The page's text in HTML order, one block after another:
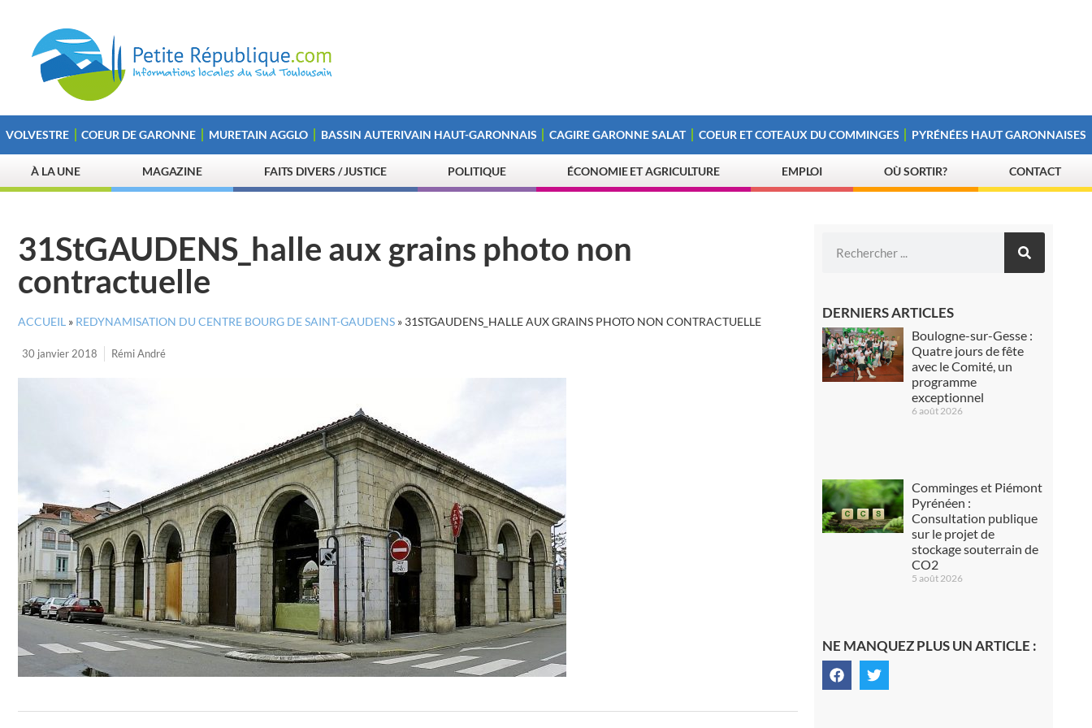
VOLVESTRE COEUR DE GARONNE MURETAIN AGGLO BASSIN AUTERIVAIN HAUT-GARONNAIS CAGIRE GARONNE SALAT COEUR ET COTEAUX DU COMMINGES PYRÉNÉES HAUT GARONNAISES
À LA UNE MAGAZINE FAITS DIVERS / JUSTICE POLITIQUE ÉCONOMIE ET AGRICULTURE EMPLOI OÙ SORTIR? CONTACT
31StGAUDENS_halle aux grains photo non
contractuelle
ACCUEIL » REDYNAMISATION DU CENTRE BOURG DE SAINT-GAUDENS » 31STGAUDENS_HALLE AUX GRAINS PHOTO NON CONTRACTUELLE
30 janvier 2018 Rémi André
DERNIERS ARTICLES
Boulogne-sur-Gesse :
Quatre jours de fête
avec le Comité, un
programme
exceptionnel
6 août 2026
Comminges et Piémont
Pyrénéen :
Consultation publique
sur le projet de
stockage souterrain de
CO2
5 août 2026
NE MANQUEZ PLUS UN ARTICLE :